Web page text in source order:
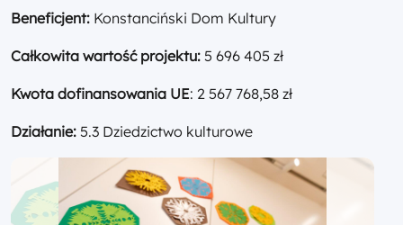
Beneficjent: Konstanciński Dom Kultury
Całkowita wartość projektu: 5 696 405 zł
Kwota dofinansowania UE: 2 567 768,58 zł
Działanie: 5.3 Dziedzictwo kulturowe